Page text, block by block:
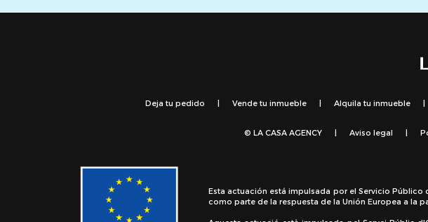
Deja tu pedido Vende tu inmueble Alquila tu inmueble
© LA CASA AGENCY Aviso legal
Esta actuación está impulsada por el Servicio
como parte de la respuesta de la Unión Europea a la